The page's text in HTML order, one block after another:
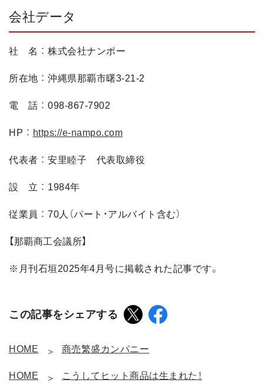
会社データ
社 名 ： 株式会社ナンポー
所在地 ： 沖縄県那覇市曙3-21-2
電 話 ： 098-867-7902
HP ： https://e-nampo.com
代表者 ： 安里睦子 代表取締役
設 立 ： 1984年
従業員 ： 70人（パート・アルバイト含む）
【那覇商工会議所】
※月刊石垣2025年4月号に掲載された記事です。
この記事をシェアする
HOME 商売繁盛カンパニー
HOME こうしてヒット商品は生まれた！